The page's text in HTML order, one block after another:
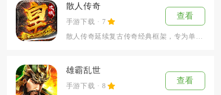
散人传奇
手游下载 7
查看
雄霸乱世
手游下载 8
查看